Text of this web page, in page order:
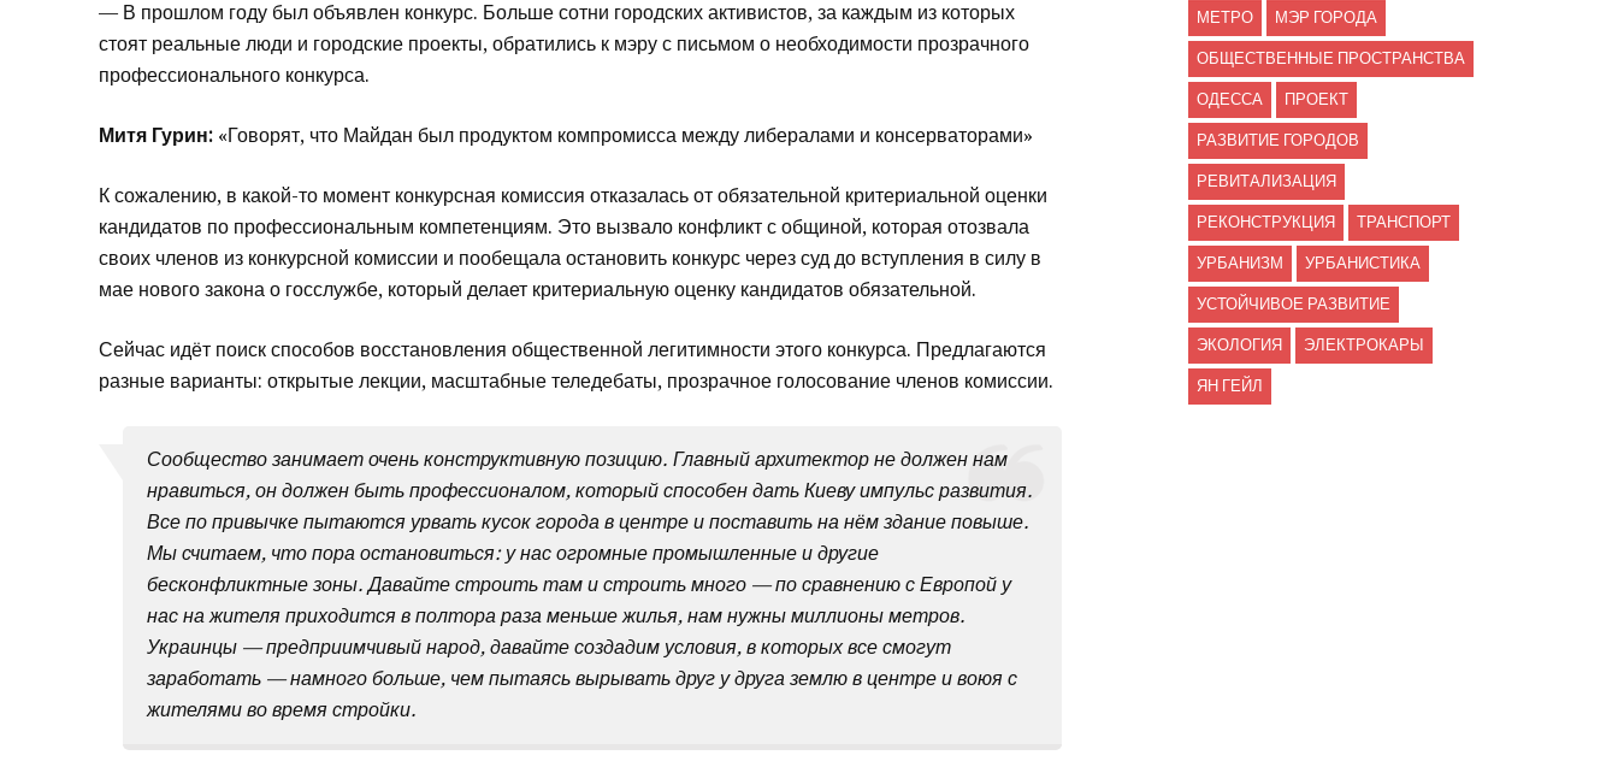
— В прошлом году был объявлен конкурс. Больше сотни городских активистов, за каждым из которых
стоят реальные люди и городские проекты, обратились к мэру с письмом о необходимости прозрачного
профессионального конкурса.
Митя Гурин: «Говорят, что Майдан был продуктом компромисса между либералами и консерваторами»
К сожалению, в какой-то момент конкурсная комиссия отказалась от обязательной критериальной оценки
кандидатов по профессиональным компетенциям. Это вызвало конфликт с общиной, которая отозвала
своих членов из конкурсной комиссии и пообещала остановить конкурс через суд до вступления в силу в
мае нового закона о госслужбе, который делает критериальную оценку кандидатов обязательной.
Сейчас идёт поиск способов восстановления общественной легитимности этого конкурса. Предлагаются
разные варианты: открытые лекции, масштабные теледебаты, прозрачное голосование членов комиссии.
Сообщество занимает очень конструктивную позицию. Главный архитектор не должен нам
нравиться, он должен быть профессионалом, который способен дать Киеву импульс развития.
Все по привычке пытаются урвать кусок города в центре и поставить на нём здание повыше.
Мы считаем, что пора остановиться: у нас огромные промышленные и другие
бесконфликтные зоны. Давайте строить там и строить много — по сравнению с Европой у
нас на жителя приходится в полтора раза меньше жилья, нам нужны миллионы метров.
Украинцы — предприимчивый народ, давайте создадим условия, в которых все смогут
заработать — намного больше, чем пытаясь вырывать друг у друга землю в центре и воюя с
жителями во время стройки.
МЕТРО МЭР ГОРОДА
ОБЩЕСТВЕННЫЕ ПРОСТРАНСТВА
ОДЕССА ПРОЕКТ
РАЗВИТИЕ ГОРОДОВ
РЕВИТАЛИЗАЦИЯ
РЕКОНСТРУКЦИЯ ТРАНСПОРТ
УРБАНИЗМ УРБАНИСТИКА
УСТОЙЧИВОЕ РАЗВИТИЕ
ЭКОЛОГИЯ ЭЛЕКТРОКАРЫ
ЯН ГЕЙЛ